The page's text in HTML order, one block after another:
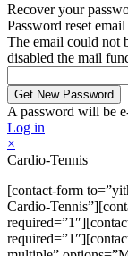
Recover your
Password reset email
The email could not
disabled the mail
A password will be
Log in
×
Cardio-Tennis
[contact-form
Cardio-